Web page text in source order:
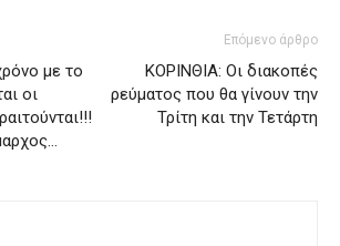
με το
οι
Επόμενο άρθρο
ΚΟΡΙΝΘΙΑ: Οι διακοπές
ρεύματος που θα γίνουν την
Τρίτη και την Τετάρτη